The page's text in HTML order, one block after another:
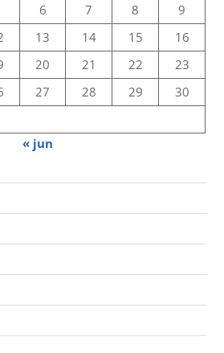
6 7 8
9
13 14 15
16
20 21 22
23
27 28 29
30
« jun